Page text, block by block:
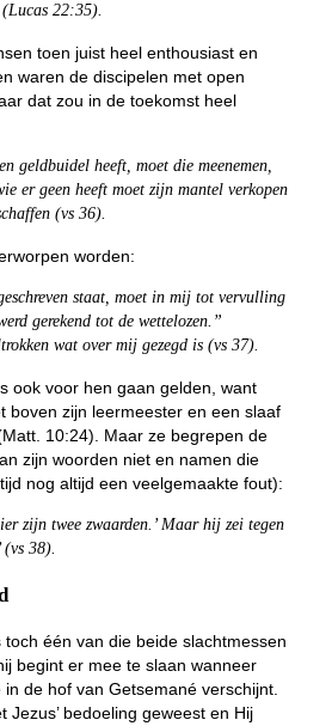
(Lucas 22:35).
toen juist heel enthousiast en
waren de discipelen met open
dat zou in de toekomst heel
geldbuidel heeft, moet die meenemen,
er geen heeft moet zijn mantel verkopen
(vs 36).
worden:
staat, moet in mij tot vervulling
gerekend tot de wettelozen.”
wat over mij gezegd is (vs 37).
ook voor hen gaan gelden, want
boven zijn leermeester en een slaaf
10:24). Maar ze begrepen de
zijn woorden niet en namen die
nog altijd een veelgemaakte fout):
zijn twee zwaarden.’ Maar hij zei tegen
(vs 38).
toch één van die beide slachtmessen
begint er mee te slaan wanneer
de hof van Getsemané verschijnt.
Jezus’ bedoeling geweest en Hij